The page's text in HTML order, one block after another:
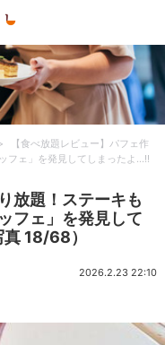
【食べ放題レビュー】パフェ作
フェ」を発見してしまったよ…!!
放題！ステーキも
フェ」を発見して
18/68）
2026.2.23 22:10